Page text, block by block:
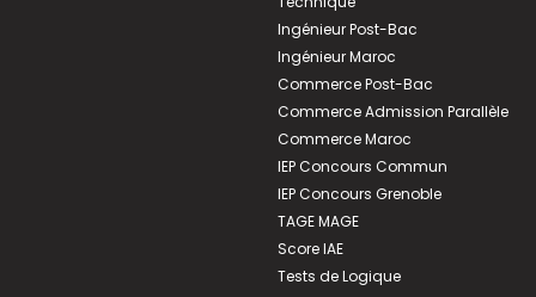
Ingénieur Post-Bac
Ingénieur Maroc
Commerce Post-Bac
Commerce Admission Parallèle
Commerce Maroc
IEP Concours Commun
IEP Concours Grenoble
TAGE MAGE
Score IAE
Tests de Logique